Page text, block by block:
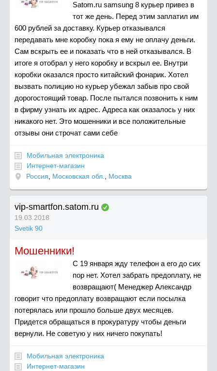
Satom.ru samsung 8 курьер привез в
тот же день. Перед этим заплатил им
600 рублей за доставку. Курьер отказывался
передавать мне коробку пока я ему не оплачу деньги.
Сам вскрыть ее и показать что в ней отказывался. В
итоге я отобрал у него коробку и вскрыл ее. Внутри
коробки оказался просто китайский фонарик. Хотел
вызвать полицию но курьер убежал забыв про свой
дорогостоящий товар. После пытался позвонить к ним
в фирму узнать их адрес. Адреса как оказалось у них
никакого нет. Это мошенники и все положительные
отзывы они строчат сами себе
Мобильная электроника
Интернет-магазин
Россия
Московская обл. Москва
vip-smartfon.satom.ru
19.03.2018
Svetik 90
Мошенники!
С 19 января жду телефон а его до сих
пор нет. Хотел забрать предоплату, не
возвращают( Менеджер Александр
говорит что предоплату возвращают если посылка
потерялась или прошло больше двух месяцев.
Придется обращаться в прокуратуру чтобы деньги
вернули. Не советую у них ничего покупать!
Мобильная электроника
Интернет-магазин